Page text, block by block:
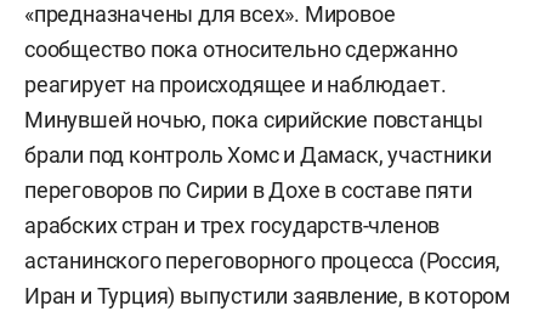
«предназначены для всех». Мировое
сообщество пока относительно сдержанно
реагирует на происходящее и наблюдает.
Минувшей ночью, пока сирийские повстанцы
брали под контроль Хомс и Дамаск, участники
переговоров по Сирии в Дохе в составе пяти
арабских стран и трех государств-членов
астанинского переговорного процесса (Россия,
Иран и Турция) выпустили заявление, в котором